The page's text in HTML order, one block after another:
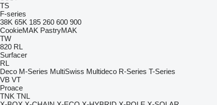
TS
F-series
38K 65K 185 260 600 900
CookieMAK PastryMAK
TW
820 RL
Surfacer
RL
Deco M-Series MultiSwiss Multideco R-Series T-Series
VB VT
Proace
TNK TNL